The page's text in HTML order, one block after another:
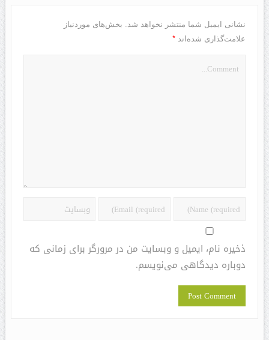
نشانی ایمیل شما منتشر نخواهد شد. بخش‌های موردنیاز
علامت‌گذاری شده‌اند *
ذخیره نام، ایمیل و وبسایت من در مرورگر برای زمانی که
دوباره دیدگاهی می‌نویسم.